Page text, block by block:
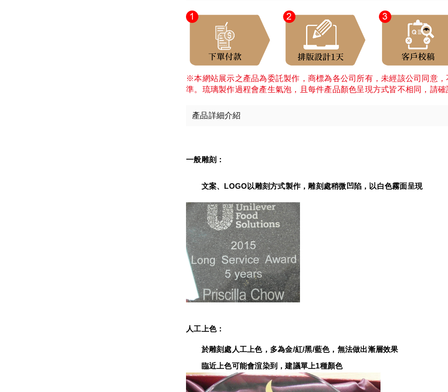
※本網站展示之產品為委託製作，商標為各公司所有，未經該公司同意
準。琉璃製作過程會產生氣泡，且每件產品顏色呈現方式皆不相同，請
產品詳細介紹
一般雕刻：
文案、LOGO以雕刻方式製作，雕刻處稍微凹陷，以白色霧面呈現
人工上色：
於雕刻處人工上色，多為金/紅/黑/藍色，無法做出漸層效果
臨近上色可能會渲染到，建議單上1種顏色